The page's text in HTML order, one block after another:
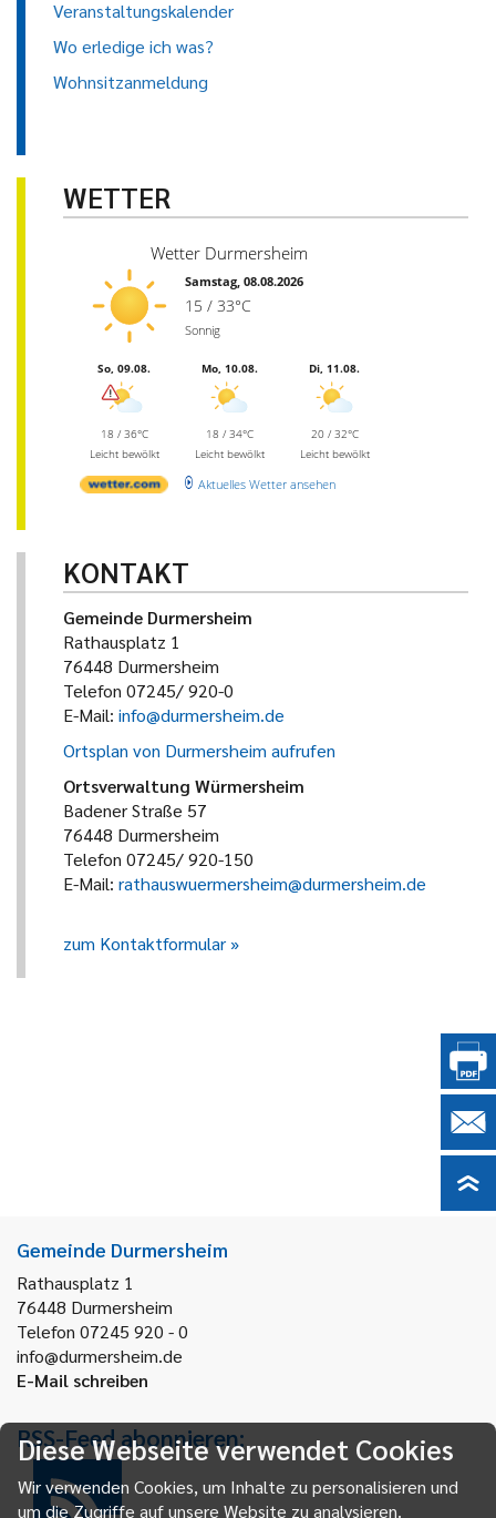
Veranstaltungskalender
Wo erledige ich was?
Wohnsitzanmeldung
WETTER
Wetter Durmersheim
Samstag, 08.08.2026
15 / 33°C
Sonnig
So, 09.08.
18 / 36°C
Leicht bewölkt
Mo, 10.08.
18 / 34°C
Leicht bewölkt
Di, 11.08.
20 / 32°C
Leicht bewölkt
Aktuelles Wetter ansehen
KONTAKT
Gemeinde Durmersheim
Rathausplatz 1
76448 Durmersheim
Telefon 07245/ 920-0
E-Mail: info@durmersheim.de
Ortsplan von Durmersheim aufrufen
Ortsverwaltung Würmersheim
Badener Straße 57
76448 Durmersheim
Telefon 07245/ 920-150
E-Mail: rathauswuermersheim@durmersheim.de
zum Kontaktformular
Gemeinde Durmersheim
Rathausplatz 1
76448 Durmersheim
Telefon 07245 920 - 0
info@durmersheim.de
E-Mail schreiben
RSS-Feed abonnieren:
Diese Webseite verwendet Cookies
Wir verwenden Cookies, um Inhalte zu personalisieren und
um die Zugriffe auf unsere Website zu analysieren.